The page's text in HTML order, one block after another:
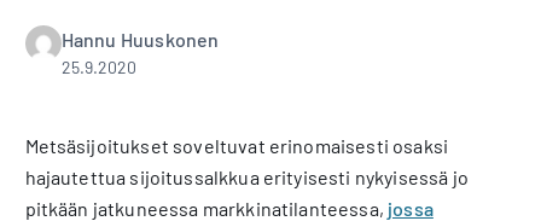
Hannu Huuskonen
25.9.2020
Metsäsijoitukset soveltuvat erinomaisesti osaksi
hajautettua sijoitussalkkua erityisesti nykyisessä jo
pitkään jatkuneessa markkinatilanteessa, jossa